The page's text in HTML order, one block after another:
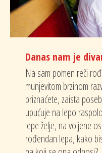
Danas nam je
Na sam pomen reči
munjevitom brzinom
priznaćete, zaista
upućuje na lepo
lepe želje, na voljene
rođendan lepa, kako